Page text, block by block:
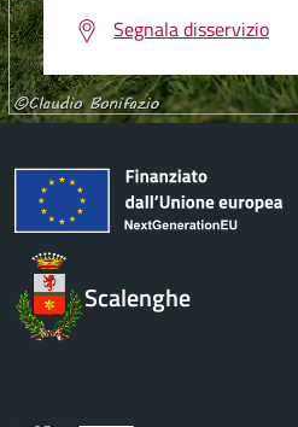
Segnala disservizio
Scalenghe